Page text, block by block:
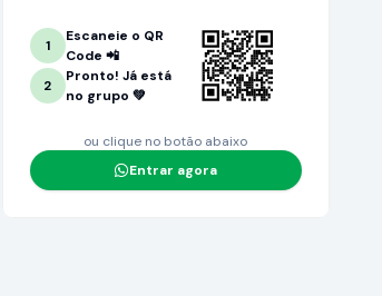
1
Escaneie o QR
Code 📲
2
Pronto! Já está
no grupo 💚
ou clique no botão abaixo
Entrar agora